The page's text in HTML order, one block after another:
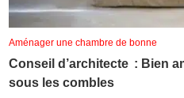
Aménager une chambre de bonne
Conseil d’architecte : Bien
sous les combles